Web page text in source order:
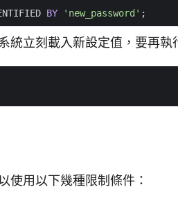
BY 'new_password' ;
立刻載入新設定值，要再執
使用以下幾種限制條件：